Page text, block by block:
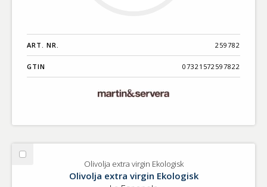
ART. NR. 259782
GTIN 07321572597822
Välj
Olivolja extra virgin Ekologisk
Olivolja extra virgin Ekologisk